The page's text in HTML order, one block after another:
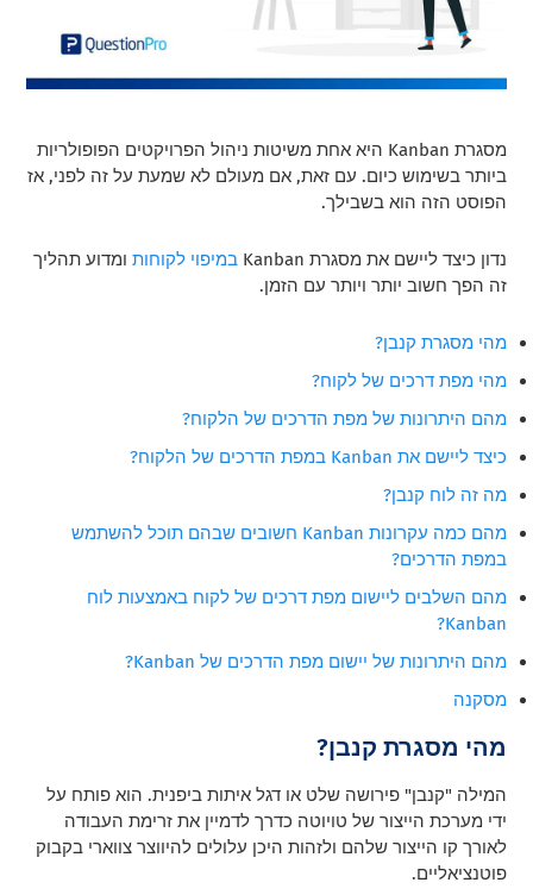
מסגרת Kanban היא אחת משיטות ניהול הפרויקטים הפופולריות
ביותר בשימוש כיום. עם זאת, אם מעולם לא שמעת על זה לפני, אז
הפוסט הזה הוא בשבילך.
נדון כיצד ליישם את מסגרת Kanban במיפוי לקוחות ומדוע תהליך
זה הפך חשוב יותר ויותר עם הזמן.
מהי מסגרת קנבן?
מהי מפת דרכים של לקוח?
מהם היתרונות של מפת הדרכים של הלקוח?
כיצד ליישם את Kanban במפת הדרכים של הלקוח?
מה זה לוח קנבן?
מהם כמה עקרונות Kanban חשובים שבהם תוכל להשתמש
במפת הדרכים?
מהם השלבים ליישום מפת דרכים של לקוח באמצעות לוח
Kanban?
מהם היתרונות של יישום מפת הדרכים של Kanban?
מסקנה
מהי מסגרת קנבן?
המילה "קנבן" פירושה שלט או דגל איתות ביפנית. הוא פותח על
ידי מערכת הייצור של טויוטה כדרך לדמיין את זרימת העבודה
לאורך קו הייצור שלהם ולזהות היכן עלולים להיווצר צווארי בקבוק
פוטנציאליים.